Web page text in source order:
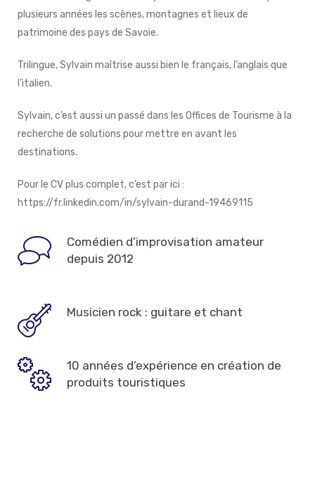
plusieurs années les scènes, montagnes et lieux de
patrimoine des pays de Savoie.
Trilingue, Sylvain maîtrise aussi bien le français, l’anglais que
l’italien.
Sylvain, c’est aussi un passé dans les Offices de Tourisme à la
recherche de solutions pour mettre en avant les
destinations.
Pour le CV plus complet, c’est par ici :
https://fr.linkedin.com/in/sylvain-durand-19469115
Comédien d’improvisation amateur
depuis 2012
Musicien rock : guitare et chant
10 années d’expérience en création de
produits touristiques